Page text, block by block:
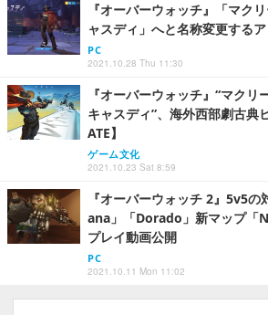
『オーバーウォッチ』「マク
ャスディ」へと名称変更する
PC
2021.10.28 Thu 11:30
『オーバーウォッチ』“マクリ
キャスディ”、海外西部劇古典
ATE】
ゲーム文化
2021.10.23 Sat 8:59
『オーバーウォッチ 2』5v5
ana」「Dorado」新マップ「
プレイ動画公開
PC
2021.10.11 Mon 11:02